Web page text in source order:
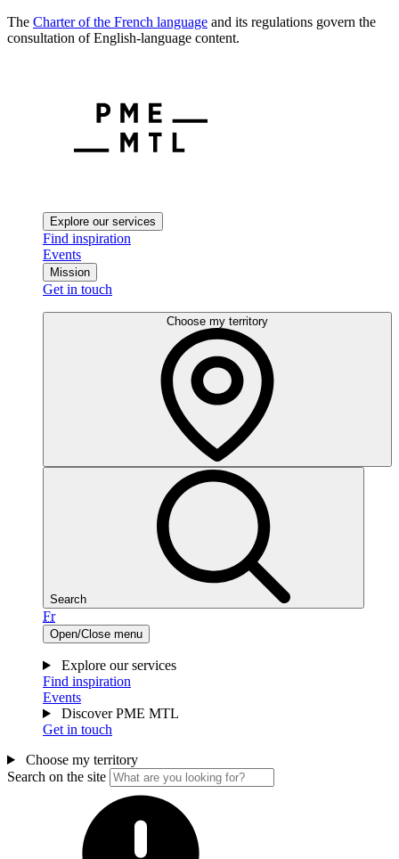
The Charter of the French language and its regulations govern the
consultation of English-language content.
Explore our services
Find inspiration
Events
Mission
Get in touch
Choose my territory
Search
Fr
Open/Close menu
Explore our services
Find inspiration
Events
Discover PME MTL
Get in touch
Choose my territory
Search on the site